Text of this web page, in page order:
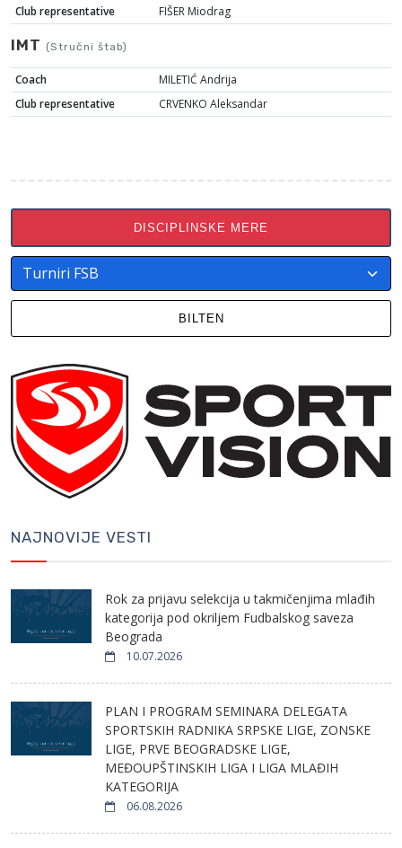
Club representative FIŠER Miodrag
IMT (Stručni štab)
Coach
MILETIĆ Andrija
Club representative
CRVENKO Aleksandar
DISCIPLINSKE MERE
BILTEN
NAJNOVIJE VESTI
Rok za prijavu selekcija u takmičenjima mlađih
kategorija pod okriljem Fudbalskog saveza
Beograda
10.07.2026
PLAN I PROGRAM SEMINARA DELEGATA
SPORTSKIH RADNIKA SRPSKE LIGE, ZONSKE
LIGE, PRVE BEOGRADSKE LIGE,
MEĐOUPŠTINSKIH LIGA I LIGA MLAĐIH
KATEGORIJA
06.08.2026